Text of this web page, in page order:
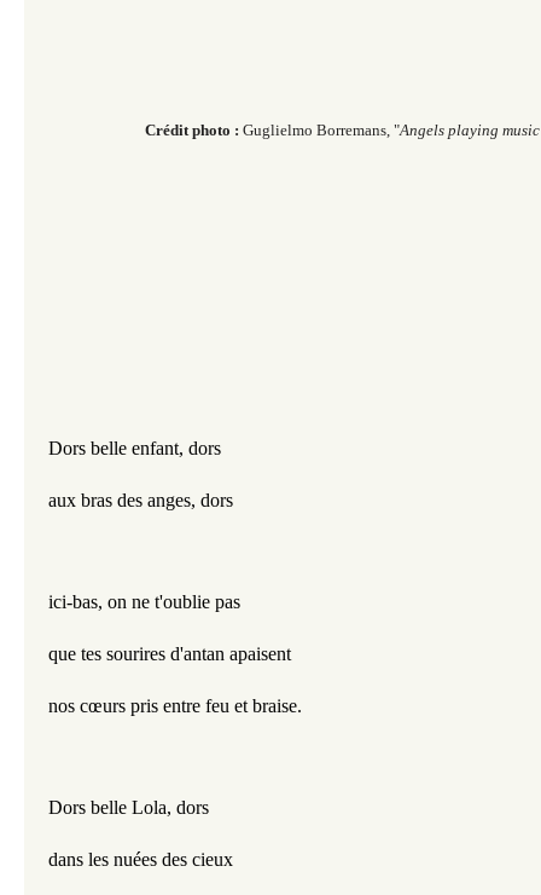
Crédit photo : Guglielmo Borremans, "Angels playing
Dors belle enfant, dors
aux bras des anges, dors
ici-bas, on ne t'oublie pas
que tes sourires d'antan apaisent
nos cœurs pris entre feu et braise.
Dors belle Lola, dors
dans les nuées des cieux